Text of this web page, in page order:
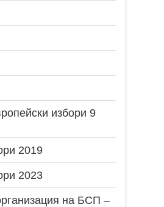
избори 9
2019
2023
на БСП –